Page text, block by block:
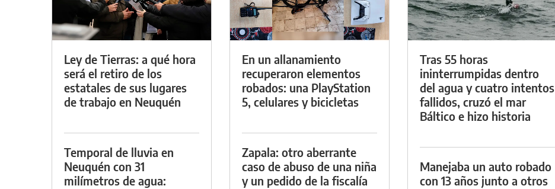
Ley de Tierras: a qué hora
será el retiro de los
estatales de sus lugares
de trabajo en Neuquén
Temporal de lluvia en
Neuquén con 31
milímetros de agua:
En un allanamiento
recuperaron elementos
robados: una PlayStation
5, celulares y bicicletas
Zapala: otro aberrante
caso de abuso de una niña
y un pedido de la fiscalía
Tras 55 horas
ininterrumpidas dentro
del agua y cuatro intentos
fallidos, cruzó el mar
Báltico e hizo historia
Manejaba un auto robado
con 13 años junto a otros